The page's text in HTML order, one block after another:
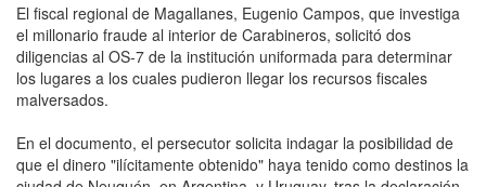
El fiscal regional de Magallanes, Eugenio Campos, que investiga
el millonario fraude al interior de Carabineros, solicitó dos
diligencias al OS-7 de la institución uniformada para determinar
los lugares a los cuales pudieron llegar los recursos fiscales
malversados.
En el documento, el persecutor solicita indagar la posibilidad de
que el dinero "ilícitamente obtenido" haya tenido como destinos la